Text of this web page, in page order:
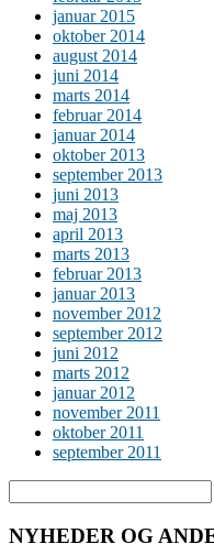
januar 2015
oktober 2014
august 2014
juni 2014
marts 2014
februar 2014
januar 2014
oktober 2013
september 2013
juni 2013
maj 2013
april 2013
marts 2013
februar 2013
januar 2013
november 2012
september 2012
juni 2012
marts 2012
januar 2012
november 2011
oktober 2011
september 2011
NYHEDER OG